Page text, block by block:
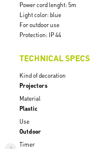
Power cord lenght: 5m
Light color: blue
For outdoor use
Protection: IP 44
TECHNICAL SPECS
Kind of decoration
Projectors
Material
Plastic
Use
Outdoor
Timer